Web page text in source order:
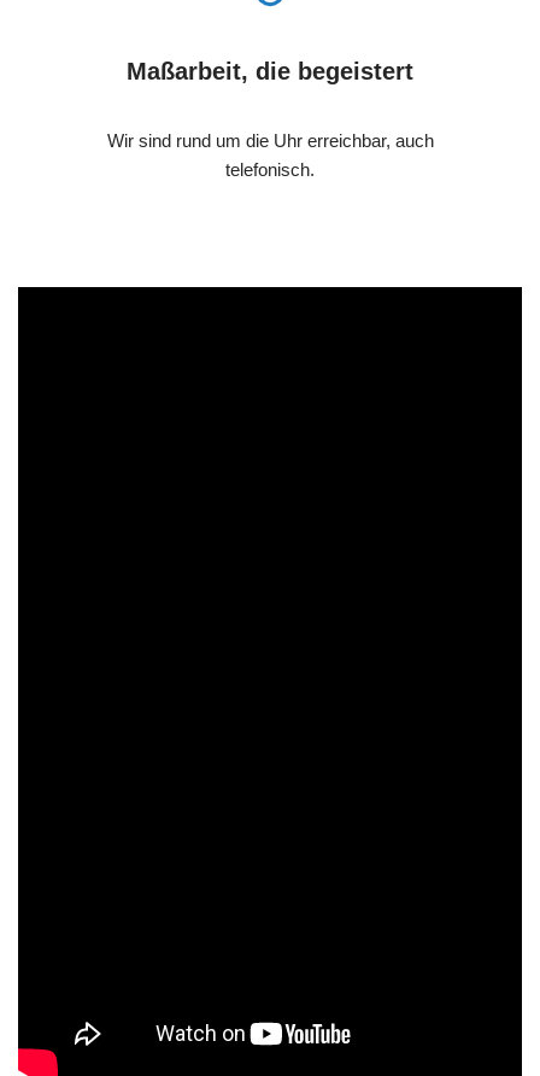
Maßarbeit, die begeistert
Wir sind rund um die Uhr erreichbar, auch
telefonisch.